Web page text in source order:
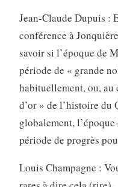
Jean-Claude Dupuis :
conférence à
savoir si l’époque de
période de « grande
habituellement, ou, au
d’or » de l’histoire du
globalement,
période de progrès
Louis Champagne :